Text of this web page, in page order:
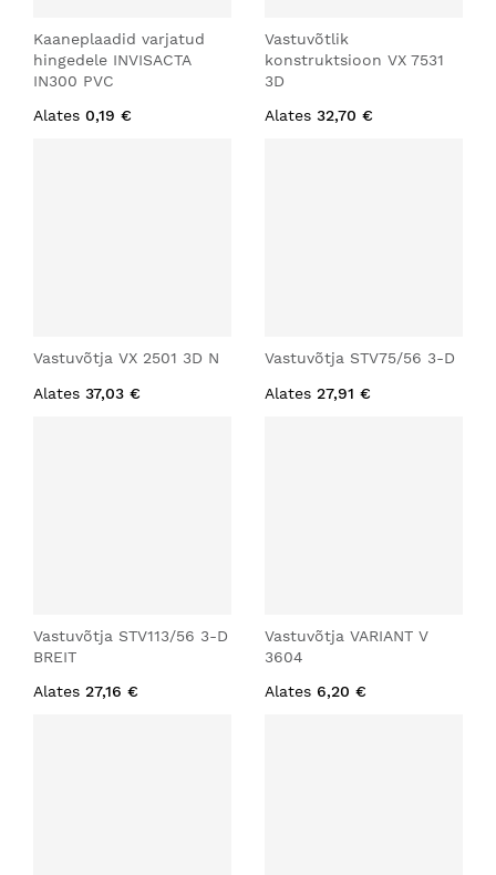
Kaaneplaadid varjatud
hingedele INVISACTA
IN300 PVC
Alates 0,19 €
Vastuvõtlik
konstruktsioon VX 7531
3D
Alates 32,70 €
Vastuvõtja VX 2501 3D N
Alates 37,03 €
Vastuvõtja STV75/56 3-D
Alates 27,91 €
Vastuvõtja STV113/56 3-D
BREIT
Alates 27,16 €
Vastuvõtja VARIANT V
3604
Alates 6,20 €